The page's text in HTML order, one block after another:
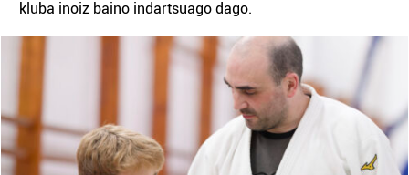
kluba inoiz baino indartsuago dago.